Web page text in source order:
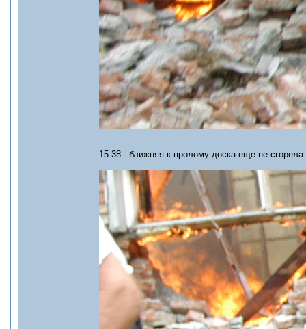
15:38 - ближняя к пролому доска еще не сгорела.